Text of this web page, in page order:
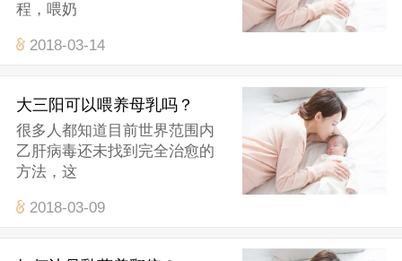
程，喂奶
2018-03-14
大三阳可以喂养母乳吗？
很多人都知道目前世界范围内
乙肝病毒还未找到完全治愈的
方法，这
2018-03-09